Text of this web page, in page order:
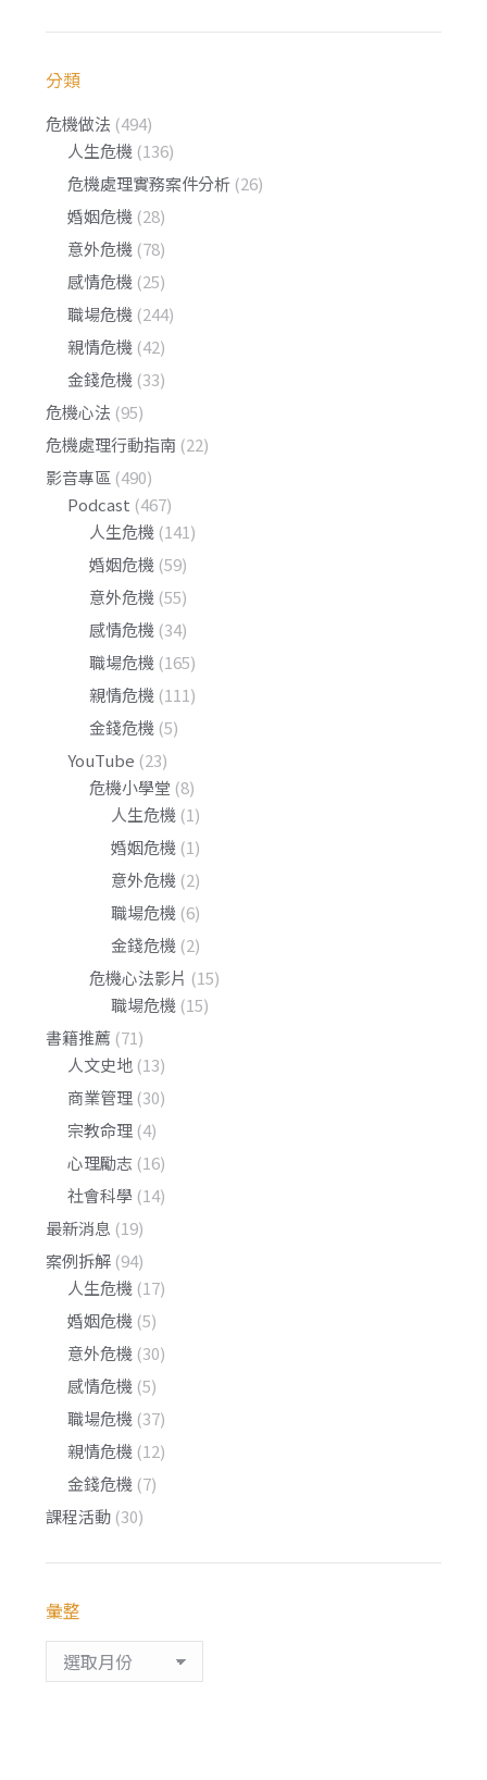
分類
危機做法 (494)
人生危機 (136)
危機處理實務案件分析 (26)
婚姻危機 (28)
意外危機 (78)
感情危機 (25)
職場危機 (244)
親情危機 (42)
金錢危機 (33)
危機心法 (95)
危機處理行動指南 (22)
影音專區 (490)
Podcast (467)
人生危機 (141)
婚姻危機 (59)
意外危機 (55)
感情危機 (34)
職場危機 (165)
親情危機 (111)
金錢危機 (5)
YouTube (23)
危機小學堂 (8)
人生危機 (1)
婚姻危機 (1)
意外危機 (2)
職場危機 (6)
金錢危機 (2)
危機心法影片 (15)
職場危機 (15)
書籍推薦 (71)
人文史地 (13)
商業管理 (30)
宗教命理 (4)
心理勵志 (16)
社會科學 (14)
最新消息 (19)
案例拆解 (94)
人生危機 (17)
婚姻危機 (5)
意外危機 (30)
感情危機 (5)
職場危機 (37)
親情危機 (12)
金錢危機 (7)
課程活動 (30)
彙整
整